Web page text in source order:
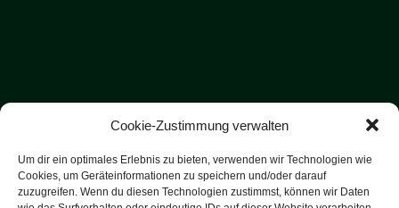
Cookie-Zustimmung verwalten
Um dir ein optimales Erlebnis zu bieten, verwenden wir Technologien wie
Cookies, um Geräteinformationen zu speichern und/oder darauf
zuzugreifen. Wenn du diesen Technologien zustimmst, können wir Daten